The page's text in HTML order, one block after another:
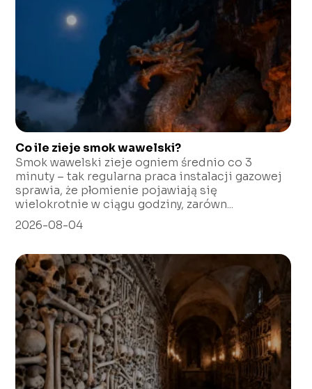
Co ile zieje smok wawelski?
Smok wawelski zieje ogniem średnio co 3
minuty – tak regularna praca instalacji gazowej
sprawia, że płomienie pojawiają się
wielokrotnie w ciągu godziny, zarówn...
2026-08-04